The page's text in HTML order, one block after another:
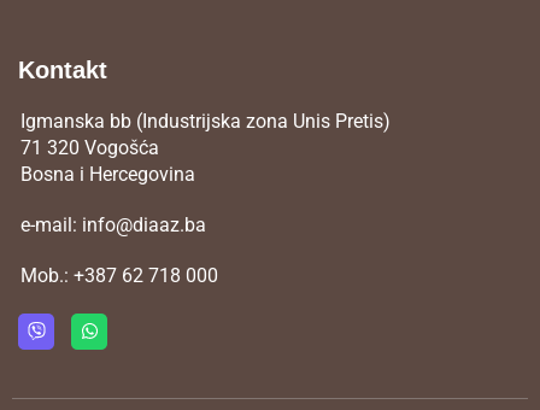
Kontakt
Igmanska bb (Industrijska zona Unis Pretis)
71 320 Vogošća
Bosna i Hercegovina
e-mail: info@diaaz.ba
Mob.: +387 62 718 000